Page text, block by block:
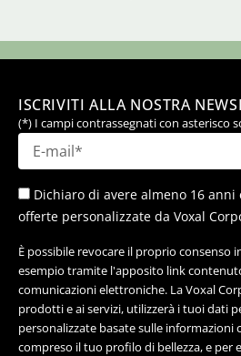
ISCRIVITI ALLA NOSTRA
(*) I campi contrassegnati con asterisco
Dichiaro di avere almeno 16
offerte personalizzate da Voxal
È possibile revocare il proprio consenso
esempio tramite l'apposito link
comunicazioni elettroniche. La Voxal
prodotti e ai servizi, utilizzerà i tuoi dati
personalizzate basate sulle informazioni
compreso il tuo profilo di bellezza, e per